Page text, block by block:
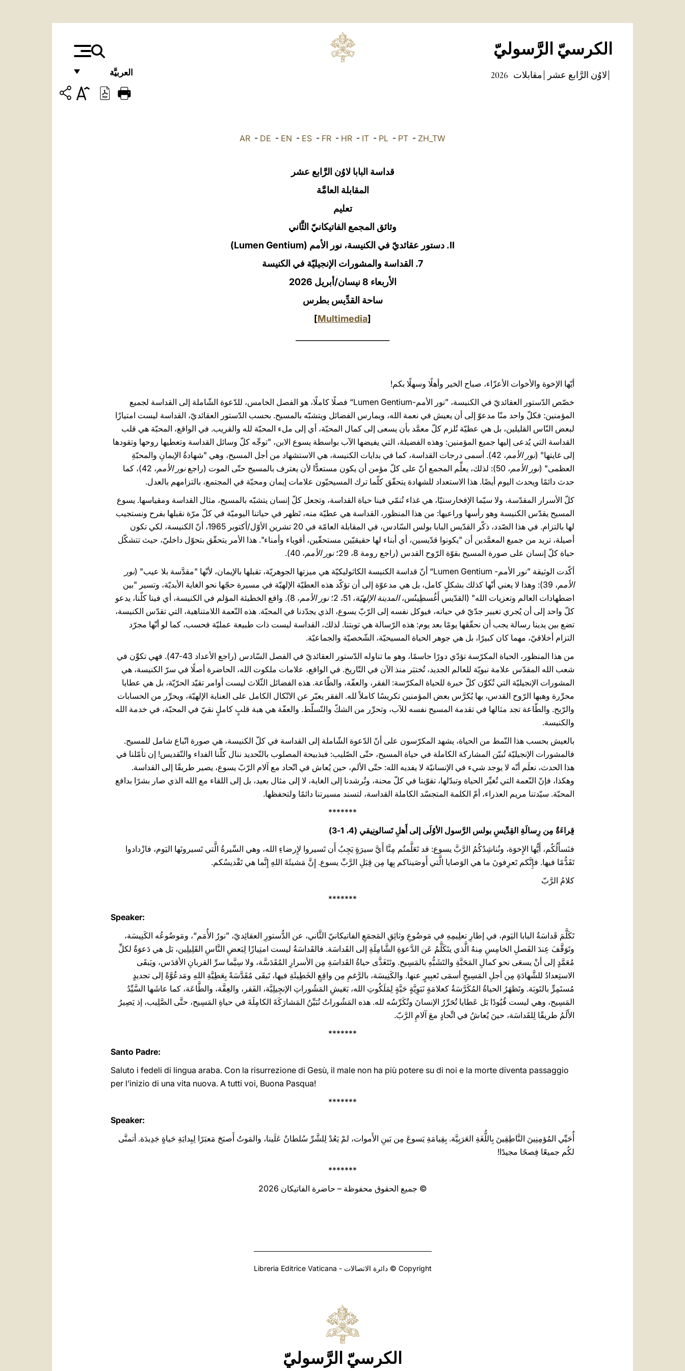
الكرسيّ الرَّسوليّ
العربيَّة
FRANÇAIS
لاوُن الرَّابع عشر مقابلات 2026
AR - DE - EN - ES - FR - HR - IT - PL - PT - ZH_TW
قداسة البابا لاوُن الرَّابع عشر
المقابلة العامَّة
تعليم
وثائق المجمع الفاتيكانيّ الثَّاني
II. دستور عقائديّ في الكنيسة، نور الأمم (Lumen Gentium)
7. القداسة والمشورات الإنجيليّة في الكنيسة
الأربعاء 8 نيسان/أبريل 2026‏
ساحة القدِّيس بطرس
[
Multimedia
]
أيّها الإخوة والأخوات الأعزّاء، صباح الخير وأهلًا وسهلًا بكم!
خصّص الدّستور العقائديّ في الكنيسة، ”نور الأمم-Lumen Gentium“ فصلًا كاملًا، هو الفصل الخامس، للدّعوة الشّاملة إلى القداسة لجميع
المؤمنين: فكلّ واحد منّا مدعوّ إلى أن يعيش في نعمة الله، ويمارس الفضائل ويتشبّه بالمسيح. بحسب الدّستور العقائديّ، القداسة ليست امتيازًا
لبعض النّاس القليلين، بل هي عطيّة تُلزم كلّ معمَّد بأن يسعى إلى كمال المحبّة، أي إلى ملء المحبّة لله والقريب. في الواقع، المحبّة هي قلب
القداسة التي يُدعى إليها جميع المؤمنين: وهذه الفضيلة، التي يفيضها الآب بواسطة يسوع الابن، "توجِّه كلّ وسائل القداسة وتعطيها روحها وتقودها
إلى غايتها" (نور الأمم
، 42). أسمى درجات القداسة، كما في بدايات الكنيسة، هي الاستشهاد من أجل المسيح، وهي "شهادةُ الإيمانِ والمحبّةِ
العظمى" (نور الأمم، 50): لذلك، يعلِّم المجمع أنّ على كلّ مؤمن أن يكون مستعدًّا لأن يعترف بالمسيح حتّى الموت (راجع نور الأمم
، 42)، كما
حدث دائمًا ويحدث اليوم أيضًا. هذا الاستعداد للشهادة يتحقّق كلّما ترك المسيحيّون علامات إيمان ومحبّة في المجتمع، بالتزامهم بالعدل.
كلّ الأسرار المقدّسة، ولا سيّما الإفخارستيّا، هي غذاء تُنمّي فينا حياة القداسة، وتجعل كلّ إنسان يتشبّه بالمسيح، مثال القداسة ومقياسها. يسوع
المسيح يقدّس الكنيسة وهو رأسها وراعيها: من هذا المنظور، القداسة هي عطيّة منه، تَظهر في حياتنا اليوميّة في كلّ مرّة نقبلها بفرح ونستجيب
لها بالتزام. في هذا الصّدد، ذكّر القدّيس البابا بولس السّادس، في المقابلة العامّة في 20 تشرين الأوّل/أكتوبر 1965، أنّ الكنيسة، لكي تكون
أصيلة، تريد من جميع المعمَّدين أن "يكونوا قدّيسين، أي أبناء لها حقيقيّين مستحقّين، أقوياء وأمناء". هذا الأمر يتحقّق بتحوّل داخليّ، حيث تتشكّل
حياة كلّ إنسان على صورة المسيح بقوّة الرّوح القدس (راجع رومة 8، 29؛
نور الأمم، 40).
أكّدت الوثيقة ”نور الأمم- Lumen Gentium“ أنّ قداسة الكنيسة الكاثوليكيّة هي ميزتها الجوهريّة، تقبلها بالإيمان، لأنّها "مقدَّسة بلا عيب" (
نور
الأمم
، 39): وهذا لا يعني أنّها كذلك بشكلٍ كامل، بل هي مدعوّة إلى أن تؤكّد هذه العطيّة الإلهيّة في مسيرة حجّها نحو الغاية الأبديّة، وتسير "بين
اضطهادات العالم وتعزيات الله" (القدّيس أَغُسطِينُس،المدينة الإلهيّة، 51، 2؛ نور الأمم
، 8). واقع الخطيئة المؤلم في الكنيسة، أي فينا كلّنا، يدعو
كلّ واحد إلى أن يُجري تغيير جدّيّ في حياته، فيوكل نفسه إلى الرّبّ يسوع، الذي يجدّدنا في المحبّة. هذه النّعمة اللامتناهية، التي تقدّس الكنيسة،
تضع بين يدينا رسالة يجب أن نحقّقها يومًا بعد يوم: هذه الرّسالة هي توبتنا. لذلك، القداسة ليست ذات طبيعة عمليّة فحسب، كما لو أنّها مجرّد
التزام أخلاقيّ، مهما كان كبيرًا، بل هي جوهر الحياة المسيحيّة، الشّخصيّة والجماعيّة.
من هذا المنظور، الحياة المكرّسة تؤدّي دورًا حاسمًا، وهو ما تناوله الدّستور العقائديّ في الفصل السّادس (راجع الأعداد 43-47). فهي تكوِّن في
شعب الله المقدّس علامة نبويّة للعالم الجديد، تُختبَر منذ الآن في التّاريخ. في الواقع، علامات ملكوت الله، الحاضرة أصلًا في سرّ الكنيسة، هي
المشورات الإنجيليّة التي تُكوِّن كلّ خبرة للحياة المكرّسة: الفقر، والعفّة، والطّاعة. هذه الفضائل الثّلاث ليست أوامر تقيّد الحرّيّة، بل هي عطايا
محرِّرة وهبها الرّوح القدس، بها يُكرَّس بعض المؤمنين تكريسًا كاملاً لله. الفقر يعبّر عن الاتّكال الكامل على العناية الإلهيّة، ويحرِّر من الحسابات
والرّبح. والطّاعة تجد مثالها في تقدمة المسيح نفسه للآب، وتحرِّر من الشكّ والتّسلّط. والعفّة هي هبة قلبٍ كاملٍ نقيّ في المحبّة، في خدمة الله
والكنيسة.
بالعيش بحسب هذا النّمط من الحياة، يشهد المكرّسون على أنّ الدّعوة الشّاملة إلى القداسة في كلّ الكنيسة، هي صورة اتّباع شامل للمسيح.
فالمشورات الإنجيليّة تُبيّن المشاركة الكاملة في حياة المسيح، حتّى الصّليب: فبذبيحة المصلوب بالتّحديد ننال كلّنا الفداء والتّقديس! إن تأمّلنا في
هذا الحدث، نعلَم أنّه لا يوجد شيء في الإنسانيّة لا يفديه الله: حتّى الألم، حين يُعاش في اتّحاد مع آلام الرّبّ يسوع، يصير طريقًا إلى القداسة.
وهكذا، فإنّ النّعمة التي تُغيِّر الحياة وتبدّلها، تقوّينا في كلّ محنة، وتُرشدنا إلى الغاية، لا إلى مثال بعيد، بل إلى اللقاء مع الله الذي صار بشرًا بدافع
المحبّة. سيّدتنا مريم العذراء، أمّ الكلمة المتجسّد الكاملة القداسة، لتسند مسيرتنا دائمًا ولتحفظها.
*******
قِراءَةٌ مِن رِسالَةِ القِدِّيسِ بولس الرَّسول الأوُلَى إلى أَهلِ تَسالونِيقي (4، 1-3)
فنَسأَلُكُم، أَيُّها الإِخوَة، ونُناشِدُكُمُ الرَّبَّ يسوع: قد تَعَلَّمتُم مِنَّا أَيَّ سيرَةٍ يَجِبُ أَن تَسيروا لإِرضاءِ الله، وهي السِّيرةُ الَّتي تَسيرونَها اليَوم، فازْدادوا
تَقَدُّمًا فيها. فإِنَّكم تَعرِفونَ ما هي الوَصايا الَّتي أَوصَيناكم بِها مِن قِبَلِ الرَّبِّ يسوع. إِنَّ مَشيئَةَ اللهِ إِنَّما هي تَقْديسُكم.
كلامُ الرَّبّ
*******
Speaker:
تَكَلَّمَ قَداسَةُ البابا اليَوم، في إطارِ تعلِيمِهِ في مَوضُوعِ وثائِقِ المَجمَعِ الفاتيكانيّ الثَّاني، عن الدُّستورِ العقائِديّ، ”نورُ الأُمَم“، ومَوضُوعُه الكَنِيسَة،
وتَوَقَّفَ عِندَ الفَصلِ الخامِسِ مِنهُ الَّذي يتَكَلَّمُ عَن الدَّعوَةِ الشَّامِلَةِ إلى القَداسَة. فالقَداسَةُ ليست امتِيازًا لِبَعضِ النَّاسِ القَلِيلِين، بَل هي دَعوَةٌ لكلِّ
مُعَمَّدٍ إلى أنْ يسعَى نحو كمالِ المَحَبَّةِ والتَشَبُّهِ بالمَسِيح. وتَتَغَذَّى حياةُ القَداسَةِ مِن الأسرارِ المُقَدَسَّة، ولا سِيَّما سرِّ القربانِ الأقدَس، ويَبقَى
الاستِعدادُ للشَّهادَةِ مِن أجلِ المَسِيحِ أسمَى تَعبِيرٍ عنها. والكَنِيسَة، بالرَّغمِ مِن واقِعِ الخَطِيئَةِ فيها، تَبقَى مُقَدَّسَةً بِعَطِيَّةِ اللهِ ومَدعُوَّةً إلى تجديدٍ
مُستَمِرٍّ بالتَوبَة. وتَظهَرُ الحياةُ المُكَرَّسَةُ كعلامَةٍ نَبَوِيَّةٍ حَيَّةٍ لِمَلَكُوتِ الله، بَعَيشِ المَشُوراتِ الإنجِيلِيَّة، الفَقر، والعِفَّة، والطَّاعَة، كما عاشَها السَّيِّدُ
المَسِيح، وهي ليست قُيُودًا بَل عَطايا تُحَرِّرُ الإنسانَ وتُكَرِّسُه لله. هذه المَشُوراتُ تُبَيِّنُ المَشارَكَةَ الكامِلَةَ في حياةِ المَسِيح، حتَّى الصَّلِيب، إذ يَصِيرُ
الأَلَمُ طريقًا لِلقَداسَة، حينَ يُعاشُ في اتِّحادٍ معَ آلامِ الرَّبّ.
*******
Santo Padre:
Saluto i fedeli di lingua araba. Con la risurrezione di Gesù, il male non ha più potere su di noi e la morte diventa passaggio
per l’inizio di una vita nuova. A tutti voi, Buona Pasqua!
*******
Speaker:
أُحَيِّي المُؤمِنِينَ النَّاطِقِينَ بِاللُّغَةِ العَرَبِيَّة. بِقِيامَةِ يَسوعَ مِن بَينِ الأَموات، لمْ يَعُدْ لِلشَّرِّ سُلطانٌ عَلَينا، والمَوتُ أَصبَحَ مَعبَرًا لِبِدايَةِ حَياةٍ جَدِيدَة. أتمنَّى
لكُم جميعًا فِصحًا مجيدًا!
*******
© جميع الحقوق محفوظة – حاضرة الفاتيكان 2026
Copyright © دائرة الاتصالات - Libreria Editrice Vaticana
الكرسيّ الرَّسوليّ